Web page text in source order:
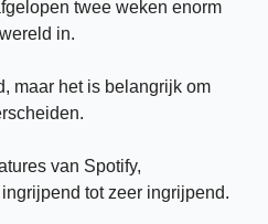
twee weken enorm
in.
maar het is belangrijk om
van Spotify,
tot zeer ingrijpend.